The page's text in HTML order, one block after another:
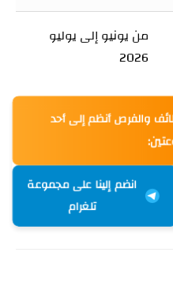
من يونيو إلى يوليو
2026
والفرص أنظم إلى أحد
انضم إلينا على مجموعة
تلغرام